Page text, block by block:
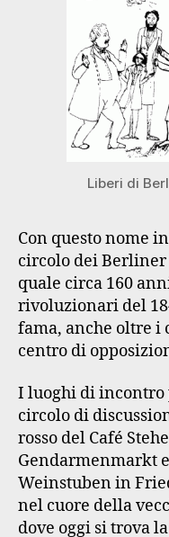
Liberi di
Con questo nome
circolo dei
quale circa 160
rivoluzionari del
fama, anche oltre i
centro di
I luoghi di
circolo di
rosso del Café
Gendarmenmarkt
Weinstuben in
nel cuore della
dove oggi si trova